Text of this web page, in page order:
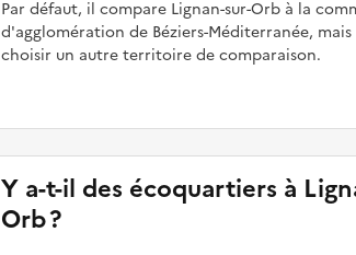
Par défaut, il compare Lignan-sur-Orb à la
d'agglomération de Béziers-Méditerranée,
choisir un autre territoire de comparaison.
Y a-t-il des écoquartiers à
Orb ?